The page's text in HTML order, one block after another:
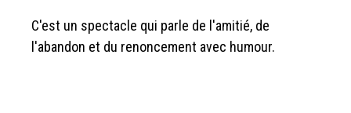
C'est un spectacle qui parle de l'amitié, de
l'abandon et du renoncement avec humour.